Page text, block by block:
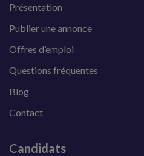
Présentation
Publier une annonce
Offres d’emploi
Questions fréquentes
Blog
Contact
Candidats